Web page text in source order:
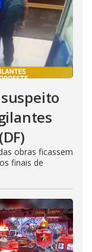
obras ficassem
finais de